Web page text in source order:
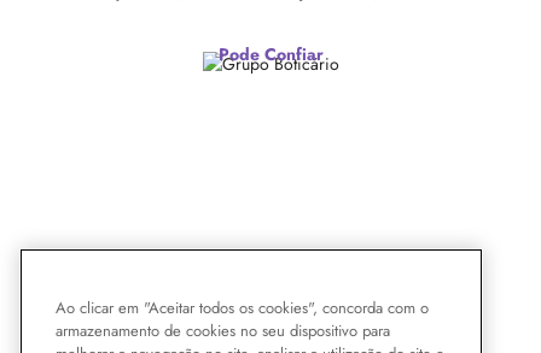
Pode Confiar
Ao clicar em "Aceitar todos os cookies", concorda com o
armazenamento de cookies no seu dispositivo para